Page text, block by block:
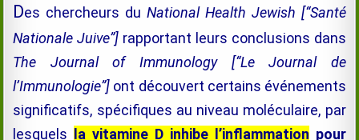
Des chercheurs du National Health Jewish [“Santé
Nationale Juive”] rapportant leurs conclusions dans
The Journal of Immunology
[“Le Journal de
l’Immunologie”] ont découvert certains événements
significatifs, spécifiques au niveau moléculaire, par
lesquels la vitamine D inhibe l’inflammation pour